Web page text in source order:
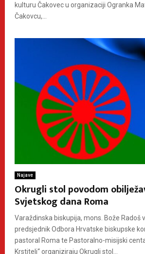
kulturu Čakovec u organizaciji Ogranka
Čakovcu,...
Najave
Okrugli stol povodom
Svjetskog dana Roma
Varaždinska biskupija, mons. Bože Radoš
predsjednik Odbora Hrvatske biskupske
pastoral Roma te Pastoralno-misijski
Krstitelj“ organiziraju Okrugli stol...